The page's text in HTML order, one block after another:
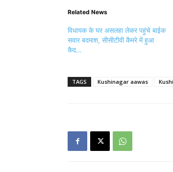
Related News
विधायक के घर असलहा लेकर पहुंचे बाईक
सवार बदमाश, सीसीटीवी कैमरे में हुआ
कैद…
TAGS Kushinagar aawas